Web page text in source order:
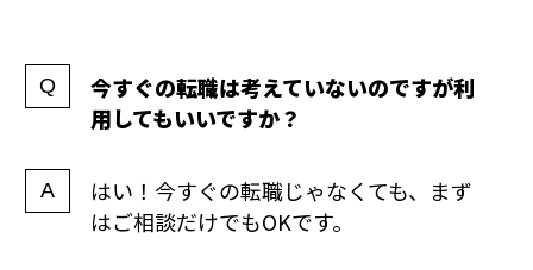
今すぐの転職は考えていないのですが利
用してもいいですか？
はい！今すぐの転職じゃなくても、まず
はご相談だけでもOKです。